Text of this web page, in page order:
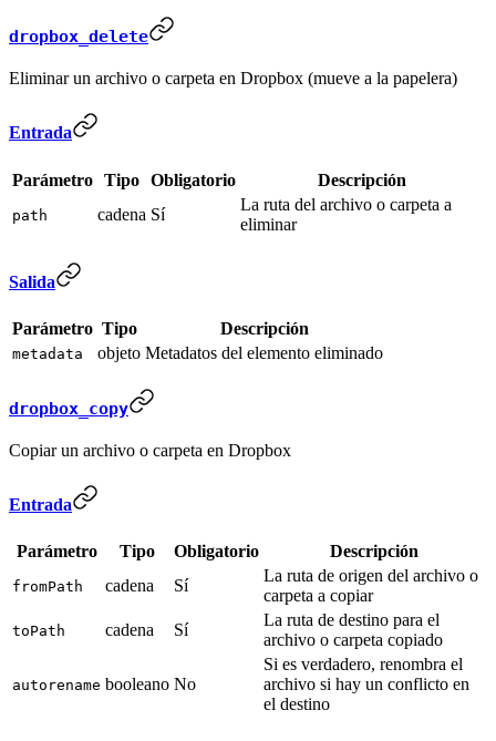
dropbox_delete
Eliminar un archivo o carpeta en Dropbox (mueve a la papelera)
Entrada
Parámetro Tipo Obligatorio Descripción
path cadena Sí
La ruta del archivo o carpeta a
eliminar
Salida
Parámetro Tipo Descripción
metadata objeto Metadatos del elemento eliminado
dropbox_copy
Copiar un archivo o carpeta en Dropbox
Entrada
Parámetro Tipo Obligatorio Descripción
fromPath cadena Sí
La ruta de origen del archivo o
carpeta a copiar
toPath cadena Sí
La ruta de destino para el
archivo o carpeta copiado
autorename booleano No
Si es verdadero, renombra el
archivo si hay un conflicto en
el destino